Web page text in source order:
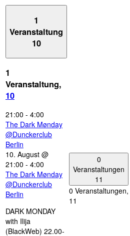
1
Veranstaltung
10
1
Veranstaltung,
10
21:00 - 4:00
The Dark Mønday
@Dunckerclub
Berlin
10. August @
21:00 - 4:00
The Dark Mønday
@Dunckerclub
Berlin
DARK MONDAY
with Ilija
(BlackWeb) 22.00-
0
Veranstaltungen
11
0 Veranstaltungen,
11